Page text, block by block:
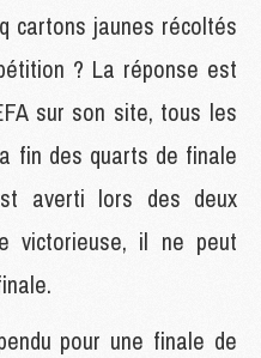
cartons jaunes récoltés
? La réponse est
sur son site, tous les
fin des quarts de finale
averti lors des deux
victorieuse, il ne peut
pour une finale de